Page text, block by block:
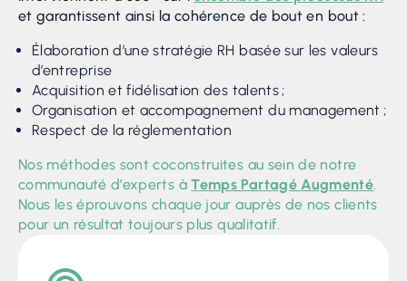
et garantissent ainsi la cohérence de bout en bout :
Élaboration d’une stratégie RH basée sur les valeurs
d’entreprise
Acquisition et fidélisation des talents ;
Organisation et accompagnement du management ;
Respect de la réglementation
Nos méthodes sont coconstruites au sein de notre
communauté d’experts àTemps Partagé Augmenté.
Nous les éprouvons chaque jour auprès de nos clients
pour un résultat toujours plus qualitatif.